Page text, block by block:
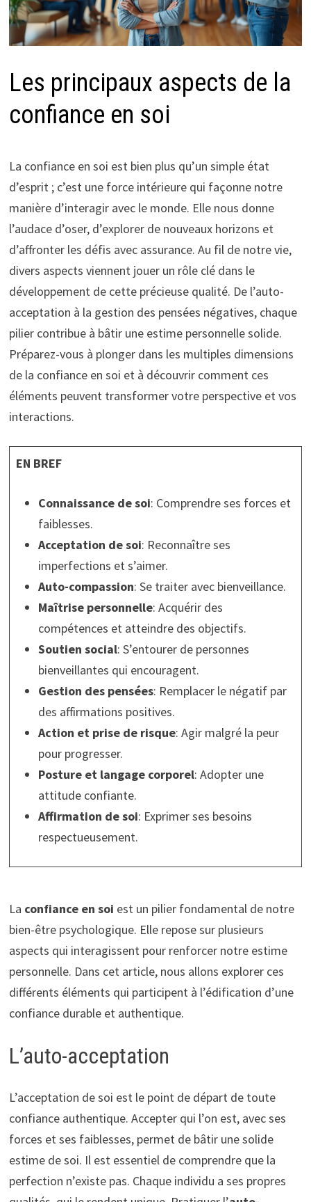
Les principaux aspects de la
confiance en soi
La confiance en soi est bien plus qu’un simple état
d’esprit ; c’est une force intérieure qui façonne notre
manière d’interagir avec le monde. Elle nous donne
l’audace d’oser, d’explorer de nouveaux horizons et
d’affronter les défis avec assurance. Au fil de notre vie,
divers aspects viennent jouer un rôle clé dans le
développement de cette précieuse qualité. De l’auto-
acceptation à la gestion des pensées négatives, chaque
pilier contribue à bâtir une estime personnelle solide.
Préparez-vous à plonger dans les multiples dimensions
de la confiance en soi et à découvrir comment ces
éléments peuvent transformer votre perspective et vos
interactions.
EN BREF
Connaissance de soi: Comprendre ses forces et
faiblesses.
Acceptation de soi: Reconnaître ses
imperfections et s’aimer.
Auto-compassion: Se traiter avec bienveillance.
Maîtrise personnelle: Acquérir des
compétences et atteindre des objectifs.
Soutien social: S’entourer de personnes
bienveillantes qui encouragent.
Gestion des pensées: Remplacer le négatif par
des affirmations positives.
Action et prise de risque: Agir malgré la peur
pour progresser.
Posture et langage corporel: Adopter une
attitude confiante.
Affirmation de soi: Exprimer ses besoins
respectueusement.
La confiance en soi est un pilier fondamental de notre
bien-être psychologique. Elle repose sur plusieurs
aspects qui interagissent pour renforcer notre estime
personnelle. Dans cet article, nous allons explorer ces
différents éléments qui participent à l’édification d’une
confiance durable et authentique.
L’auto-acceptation
L’acceptation de soi est le point de départ de toute
confiance authentique. Accepter qui l’on est, avec ses
forces et ses faiblesses, permet de bâtir une solide
estime de soi. Il est essentiel de comprendre que la
perfection n’existe pas. Chaque individu a ses propres